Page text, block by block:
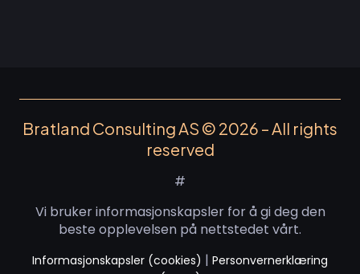
Bratland Consulting AS © 2026 – All rights
reserved
#
Vi bruker informasjonskapsler for å gi deg den
beste opplevelsen på nettstedet vårt.
Informasjonskapsler (cookies) | Personvernerklæring